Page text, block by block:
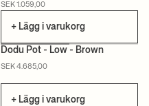
SEK 1.059,00
+ Lägg i varukorg
Dodu Pot - Low - Brown
SEK 4.685,00
+ Lägg i varukorg